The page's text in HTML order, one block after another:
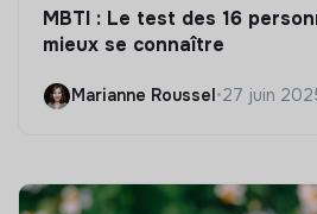
MBTI : Le test des 16
mieux se connaître
Marianne Roussel •27 juin